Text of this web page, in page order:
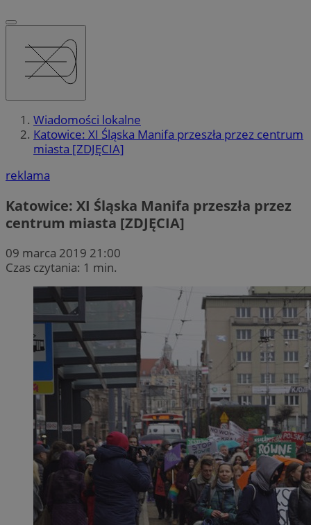
Wiadomości lokalne
Katowice: XI Śląska Manifa przeszła przez centrum
miasta [ZDJĘCIA]
reklama
Katowice: XI Śląska Manifa przeszła przez
centrum miasta [ZDJĘCIA]
09 marca 2019 21:00
Czas czytania: 1 min.